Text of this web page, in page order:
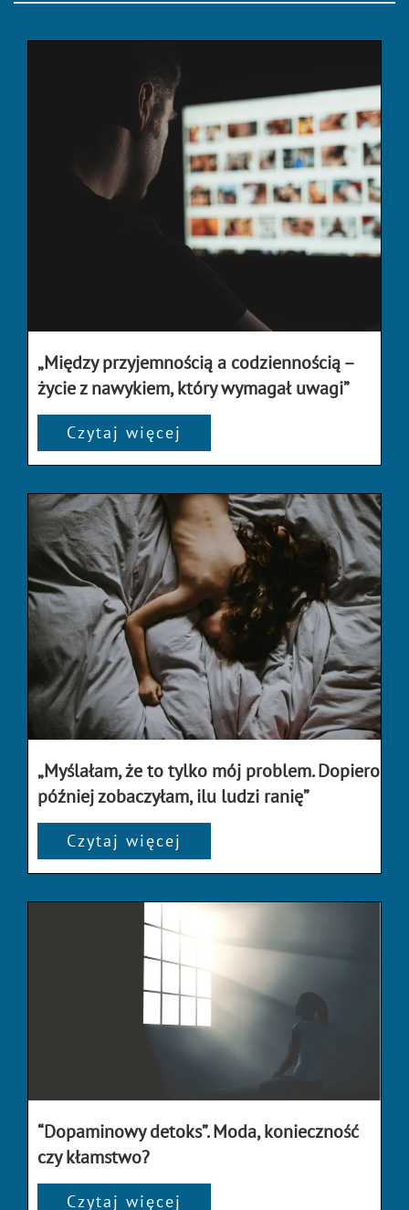
„Między przyjemnością a codziennością –
życie z nawykiem, który wymagał uwagi”
Czytaj więcej
„Myślałam, że to tylko mój problem. Dopiero
później zobaczyłam, ilu ludzi ranię”
Czytaj więcej
“Dopaminowy detoks”. Moda, konieczność
czy kłamstwo?
Czytaj więcej